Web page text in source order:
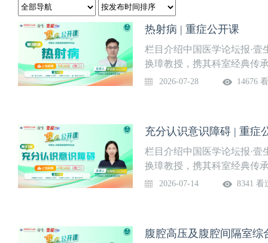
热射病 | 重症公开课
栏目介绍中国医学论坛报·
换璋教授，携其科室经典传
取临床一线经典病例，深度
主任医师河南省人民医院重
明月 主治医师夏明 副主任
制3、如何快速降温？4、护
2026-07-28 14676
充分认识意识障碍 | 重症
栏目介绍中国医学论坛报·
换璋教授，携其科室经典传
取临床一线经典病例，深度
家张雪艳 副主任医师河南省
2026-07-14 8341 看
腹腔高压及腹腔间隔室综